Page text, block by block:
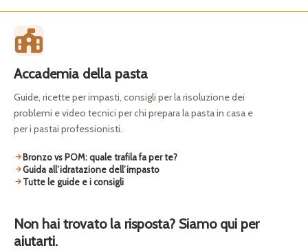
Accademia della pasta
Guide, ricette per impasti, consigli per la risoluzione dei
problemi e video tecnici per chi prepara la pasta in casa e
per i pastai professionisti.
Bronzo vs POM: quale trafila fa per te?
Guida all’idratazione dell’impasto
Tutte le guide e i consigli
Non hai trovato la risposta? Siamo qui per
aiutarti.